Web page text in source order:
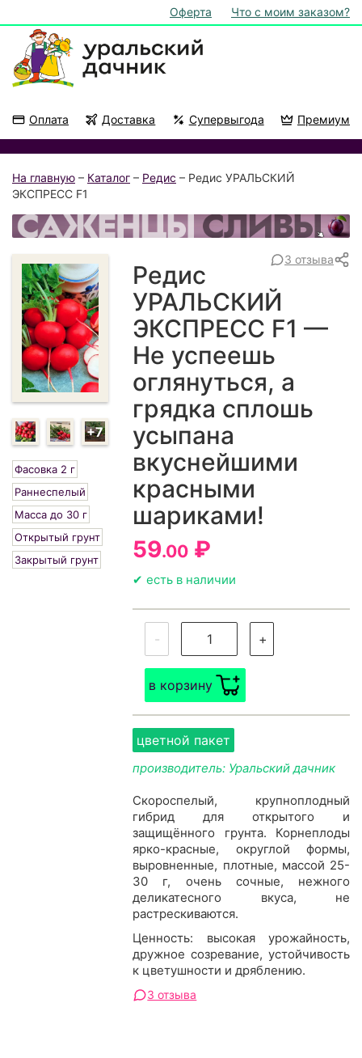
Оферта Что с моим заказом?
Оплата Доставка Супервыгода Премиум
На главную – Каталог – Редис – Редис УРАЛЬСКИЙ
ЭКСПРЕСС F1
+7
Фасовка 2 г
Раннеспелый
Масса до 30 г
Открытый грунт
Закрытый грунт
3 отзыва
Редис
УРАЛЬСКИЙ
ЭКСПРЕСС F1 —
Не успеешь
оглянуться, а
грядка сплошь
усыпана
вкуснейшими
красными
шариками!
59.00 ₽
✔ есть в наличии
- +
в корзину
цветной пакет
производитель: Уральский дачник
Скороспелый, крупноплодный
гибрид для открытого и
защищённого грунта. Корнеплоды
ярко-красные, округлой формы,
выровненные, плотные, массой 25-
30 г, очень сочные, нежного
деликатесного вкуса, не
растрескиваются.
Ценность: высокая урожайность,
дружное созревание, устойчивость
к цветушности и дряблению.
3 отзыва